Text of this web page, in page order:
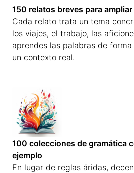
150 relatos breves para
Cada relato trata un tema
los viajes, el trabajo, las
aprendes las palabras de forma
un contexto real.
100 colecciones de gramática
ejemplo
En lugar de reglas áridas,